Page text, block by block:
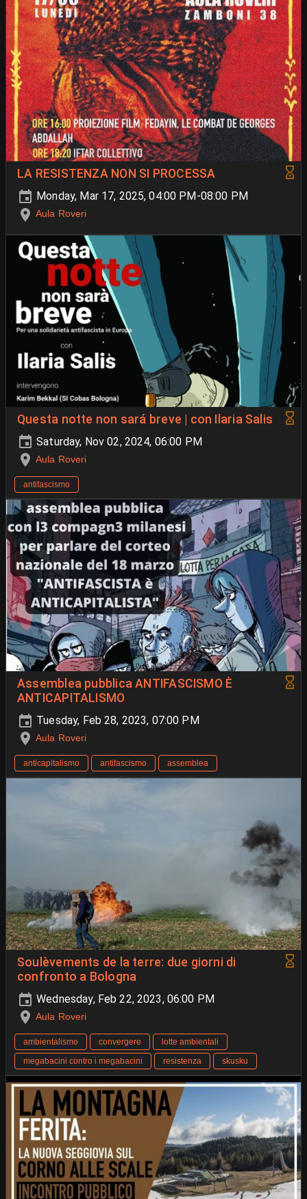
LA RESISTENZA NON SI PROCESSA
Monday, Mar 17, 2025, 04:00 PM-08:00 PM
Aula Roveri
Questa notte non sará breve | con Ilaria Salis
Saturday, Nov 02, 2024, 06:00 PM
Aula Roveri
antifascismo
Assemblea pubblica ANTIFASCISMO È
ANTICAPITALISMO
Tuesday, Feb 28, 2023, 07:00 PM
Aula Roveri
anticapitalismo antifascismo assemblea
Soulèvements de la terre: due giorni di
confronto a Bologna
Wednesday, Feb 22, 2023, 06:00 PM
Aula Roveri
ambientalismo convergere
lotte ambientali
megabacini contro i megabacini
resistenza skusku